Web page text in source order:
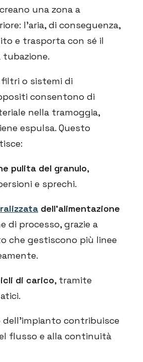
una zona a
l’aria, di conseguenza,
e trasporta con sé il
filtri o sistemi di
consentono di
nella tramoggia,
espulsa. Questo
pulita del granulo,
e sprechi.
dell’alimentazione
di processo, grazie a
che gestiscono più linee
di carico, tramite
dell’impianto contribuisce
flusso e alla continuità